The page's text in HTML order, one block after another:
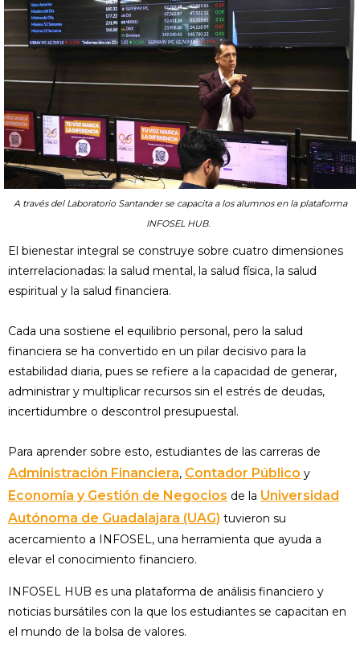
A través del Laboratorio Santander se capacita a los alumnos en la plataforma
INFOSEL HUB.
El bienestar integral se construye sobre cuatro dimensiones
interrelacionadas: la salud mental, la salud física, la salud
espiritual y la salud financiera.
Cada una sostiene el equilibrio personal, pero la salud
financiera se ha convertido en un pilar decisivo para la
estabilidad diaria, pues se refiere a la capacidad de generar,
administrar y multiplicar recursos sin el estrés de deudas,
incertidumbre o descontrol presupuestal.
Para aprender sobre esto, estudiantes de las carreras de
Administración Financiera, Contador Público y
Economía y Gestión de Negocios de la Universidad
Autónoma de Guadalajara (UAG) tuvieron su
acercamiento a INFOSEL, una herramienta que ayuda a
elevar el conocimiento financiero.
INFOSEL HUB es una plataforma de análisis financiero y
noticias bursátiles con la que los estudiantes se capacitan en
el mundo de la bolsa de valores.